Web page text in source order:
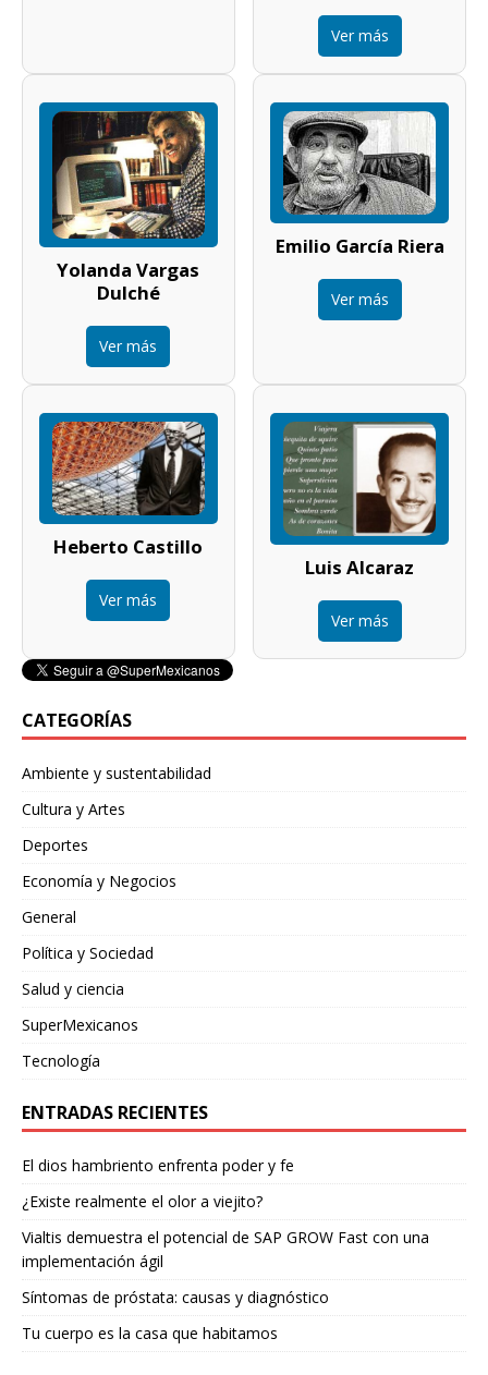
Ver más
Yolanda Vargas
Dulché
Ver más
Emilio García Riera
Ver más
Heberto Castillo
Ver más
Luis Alcaraz
Ver más
CATEGORÍAS
Ambiente y sustentabilidad
Cultura y Artes
Deportes
Economía y Negocios
General
Política y Sociedad
Salud y ciencia
SuperMexicanos
Tecnología
ENTRADAS RECIENTES
El dios hambriento enfrenta poder y fe
¿Existe realmente el olor a viejito?
Vialtis demuestra el potencial de SAP GROW Fast con una
implementación ágil
Síntomas de próstata: causas y diagnóstico
Tu cuerpo es la casa que habitamos